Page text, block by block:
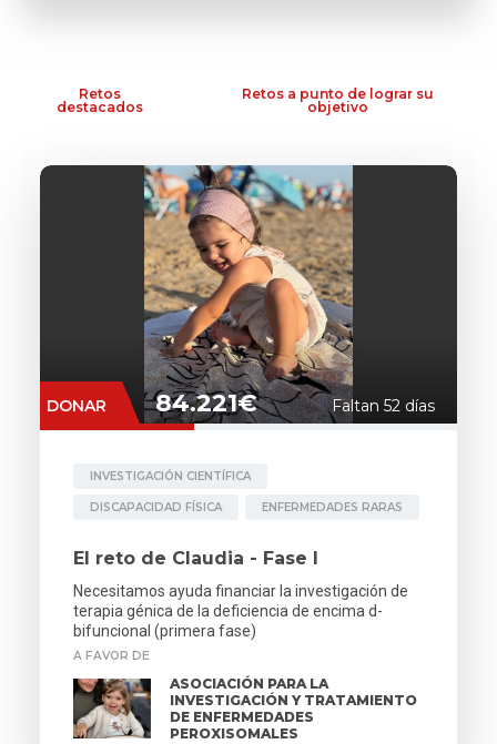
Retos
destacados
Retos a punto de lograr su
objetivo
DONAR 84.221€ Faltan 52 días
INVESTIGACIÓN CIENTÍFICA
DISCAPACIDAD FÍSICA ENFERMEDADES RARAS
El reto de Claudia - Fase I
Necesitamos ayuda financiar la investigación de
terapia génica de la deficiencia de encima d-
bifuncional (primera fase)
A FAVOR DE
ASOCIACIÓN PARA LA
INVESTIGACIÓN Y TRATAMIENTO
DE ENFERMEDADES
PEROXISOMALES